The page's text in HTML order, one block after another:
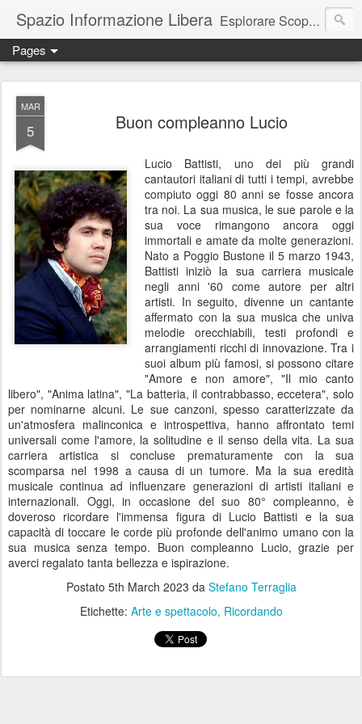
Spazio Informazione Libera Esplorare Scoprire Creare
Escursioni, viaggi, arte, tecnologia, attualità
Pages
MAR
5 Buon compleanno Lucio
Lucio Battisti, uno dei più grandi
cantautori italiani di tutti i tempi, avrebbe
compiuto oggi 80 anni se fosse ancora
tra noi. La sua musica, le sue parole e la
sua voce rimangono ancora oggi
immortali e amate da molte generazioni.
Nato a Poggio Bustone il 5 marzo 1943,
Battisti iniziò la sua carriera musicale
negli anni '60 come autore per altri
artisti. In seguito, divenne un cantante
affermato con la sua musica che univa
melodie orecchiabili, testi profondi e
arrangiamenti ricchi di innovazione. Tra i
suoi album più famosi, si possono citare
"Amore e non amore", "Il mio canto
libero", "Anima latina", "La batteria, il contrabbasso, eccetera", solo
per nominarne alcuni. Le sue canzoni, spesso caratterizzate da
un'atmosfera malinconica e introspettiva, hanno affrontato temi
universali come l'amore, la solitudine e il senso della vita. La sua
carriera artistica si concluse prematuramente con la sua
scomparsa nel 1998 a causa di un tumore. Ma la sua eredità
musicale continua ad influenzare generazioni di artisti italiani e
internazionali. Oggi, in occasione del suo 80° compleanno, è
doveroso ricordare l'immensa figura di Lucio Battisti e la sua
capacità di toccare le corde più profonde dell'animo umano con la
sua musica senza tempo. Buon compleanno Lucio, grazie per
averci regalato tanta bellezza e ispirazione.
Postato 5th March 2023 da Stefano Terraglia
Etichette: Arte e spettacolo Ricordando